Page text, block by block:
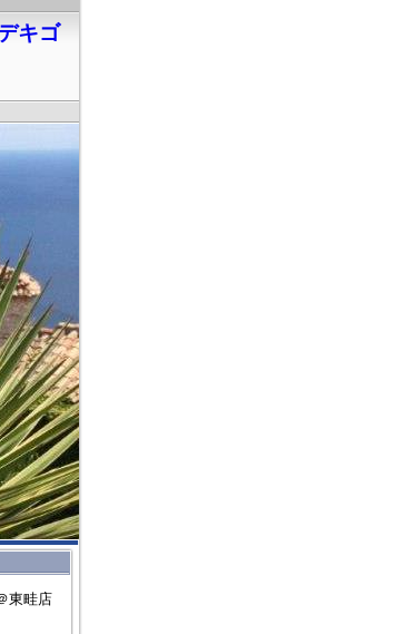
キゴ
東畦店